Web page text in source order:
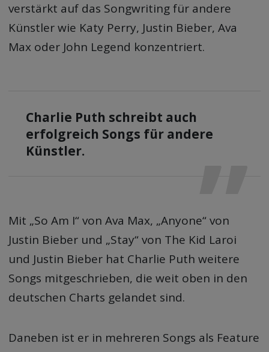
verstärkt auf das Songwriting für andere
Künstler wie Katy Perry, Justin Bieber, Ava
Max oder John Legend konzentriert.
Charlie Puth schreibt auch
erfolgreich Songs für andere
Künstler.
Mit „So Am I“ von Ava Max, „Anyone“ von
Justin Bieber und „Stay“ von The Kid Laroi
und Justin Bieber hat Charlie Puth weitere
Songs mitgeschrieben, die weit oben in den
deutschen Charts gelandet sind.
Daneben ist er in mehreren Songs als Feature